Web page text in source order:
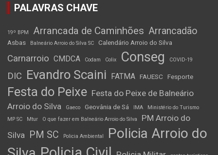
PALAVRAS CHAVE
19º BPM Arrancada de Caminhões Arrancadão
Asbas Balneário Arroio do Silva SC Calendário Arroio do Silva
Carnarroio CMDCA Codam Colix Conseg COVID-19
DIC Evandro Scaini FATMA FAUESC Fesporte
Festa do Peixe Festa do Peixe de Balneário
Arroio do Silva
Gaeco Geovânia de Sá IMA
Ministério do Turismo
MP SC
Mtur O que fazer em Balneário Arroio do Silva
PM Arroio do
Silva PM SC Policia Ambiental
Policia Arroio do